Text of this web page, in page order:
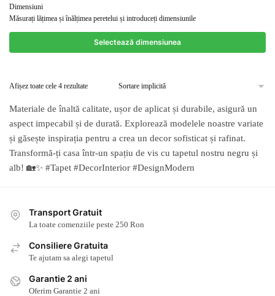
inițial
a
este:
Dimensiuni
Măsurați lățimea și înălțimea peretelui și introduceți dimensiunile
Selectează dimensiunea
Afișez toate cele 4 rezultate
Materiale de înaltă calitate, ușor de aplicat și durabile, asigură un
aspect impecabil și de durată. Explorează modelele noastre variate
și găsește inspirația pentru a crea un decor sofisticat și rafinat.
Transformă-ți casa într-un spațiu de vis cu tapetul nostru negru și
alb! 🏡✨ #Tapet #DecorInterior #DesignModern
Transport Gratuit
La toate comenziile peste 250 Ron
Consiliere Gratuita
Te ajutam sa alegi tapetul
Garantie 2 ani
Oferim Garantie 2 ani